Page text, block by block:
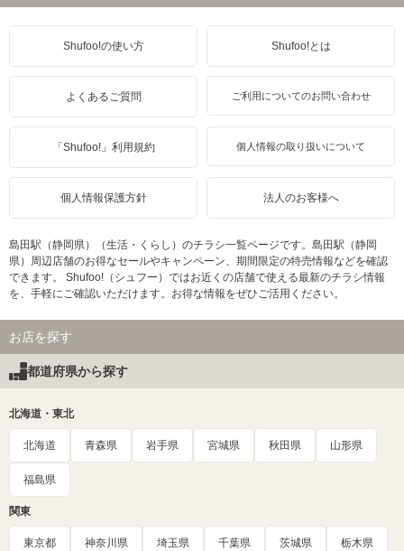
Shufoo!の使い方 Shufoo!とは
よくあるご質問 ご利用についてのお問い合わせ
「Shufoo!」利用規約 個人情報の取り扱いについて
個人情報保護方針 法人のお客様へ
島田駅（静岡県）（生活・くらし）のチラシ一覧ページです。島田駅（静岡
県）周辺店舗のお得なセールやキャンペーン、期間限定の特売情報などを確認
できます。 Shufoo!（シュフー）ではお近くの店舗で使える最新のチラシ情報
を、手軽にご確認いただけます。お得な情報をぜひご活用ください。
お店を探す
都道府県から探す
北海道・東北
北海道 青森県 岩手県 宮城県 秋田県 山形県
福島県
関東
東京都 神奈川県 埼玉県 千葉県 茨城県 栃木県